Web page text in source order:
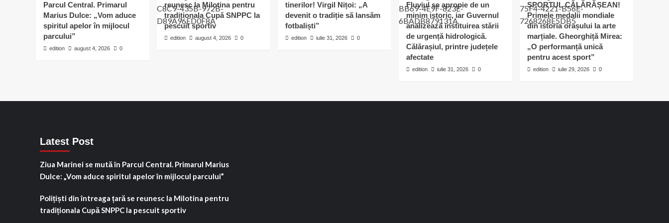
Parcul Central. Primarul
Marius Dulce: „Vom aduce
spiritul apelor în mijlocul
parcului”
edition august 4, 2026 0
reunesc la Milotina pentru
tradiționala Cupă SNPPC la
pescuit sportiv
edition august 4, 2026 0
tinerilor! Virgil Nițoi: „A
devenit o tradiție să lansăm
fotbaliști”
edition iulie 31, 2026 0
Fluviul se apropie de un
minim istoric, iar Guvernul
analizează instituirea stării
de urgență hidrologică.
Călărașiul, printre județele
afectate
edition iulie 31, 2026 0
SPORTUL CĂLĂRĂȘEAN!
Primele medalii mondiale
din istoria orașului la arte
marțiale. Gheorghiță Mirea:
„O performanță unică
pentru acest sport”
edition iulie 29, 2026 0
Latest Post
Ziua Marinei se mută în Parcul Central. Primarul Marius
Dulce: „Vom aduce spiritul apelor în mijlocul parcului”
Polițiști din întreaga țară se reunesc la Milotina pentru
tradiționala Cupă SNPPC la pescuit sportiv